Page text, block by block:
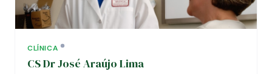
CLÍNICA
CS Dr José Araújo Lima